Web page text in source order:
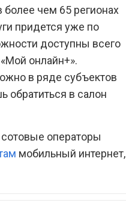
чем 65 регионах
придется уже по
доступны всего
онлайн+».
в ряде субъектов
обратиться в салон
операторы
мобильный интернет,